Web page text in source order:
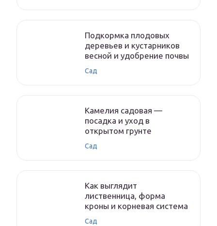
Подкормка плодовых
деревьев и кустарников
весной и удобрение почвы
Сад
Камелия садовая —
посадка и уход в
открытом грунте
Сад
Как выглядит
лиственница, форма
кроны и корневая система
Сад